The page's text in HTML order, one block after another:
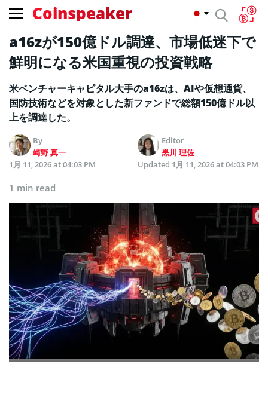
Coinspeaker
a16zが150億ドル調達、市場低迷下で
鮮明になる米国重視の投資戦略
米ベンチャーキャピタル大手のa16zは、AIや仮想通貨、
国防技術などを対象とした新ファンドで総額150億ドル以
上を調達した。
By
崎野 真一
Editor
黒川 理佐
1月 11, 2026 at 04:03 PM
Updated 1月 11, 2026 at 04:03 PM
1 min read